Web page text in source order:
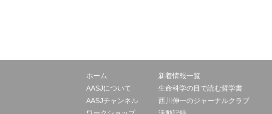
ホーム
AASJについて
AASJチャンネル
新着情報一覧
生命科学の目で読む哲学書
西川伸一のジャーナルクラブ